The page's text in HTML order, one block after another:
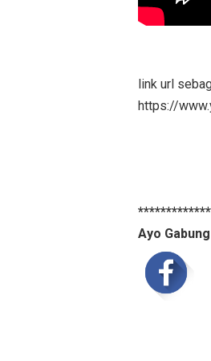
link url
https://
Ayo